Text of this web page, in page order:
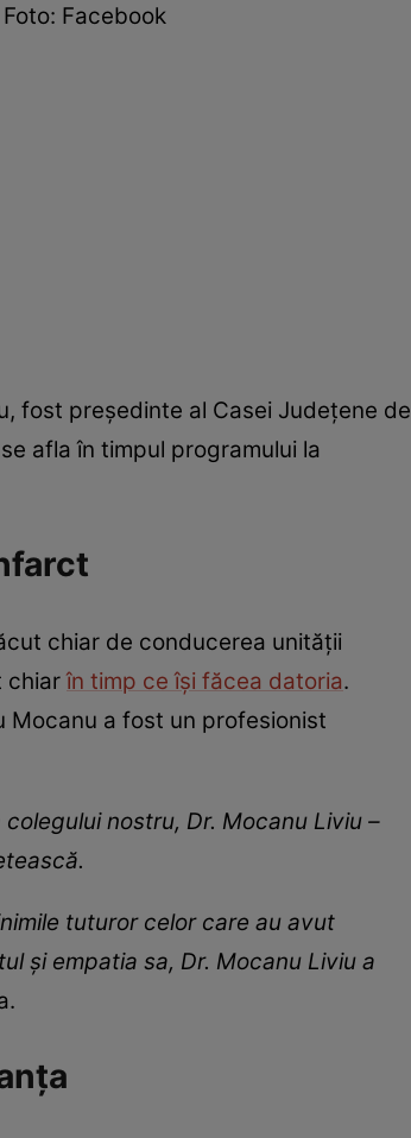
Facebook
fost președinte al Casei Județene de
afla în timpul programului la
chiar de conducerea unității
chiarîn timp ce își făcea datoria.
Mocanu a fost un profesionist
nostru, Dr. Mocanu Liviu –
tuturor celor care au avut
și empatia sa, Dr. Mocanu Liviu a